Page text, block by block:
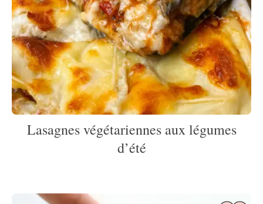
Lasagnes végétariennes aux légumes
d’été